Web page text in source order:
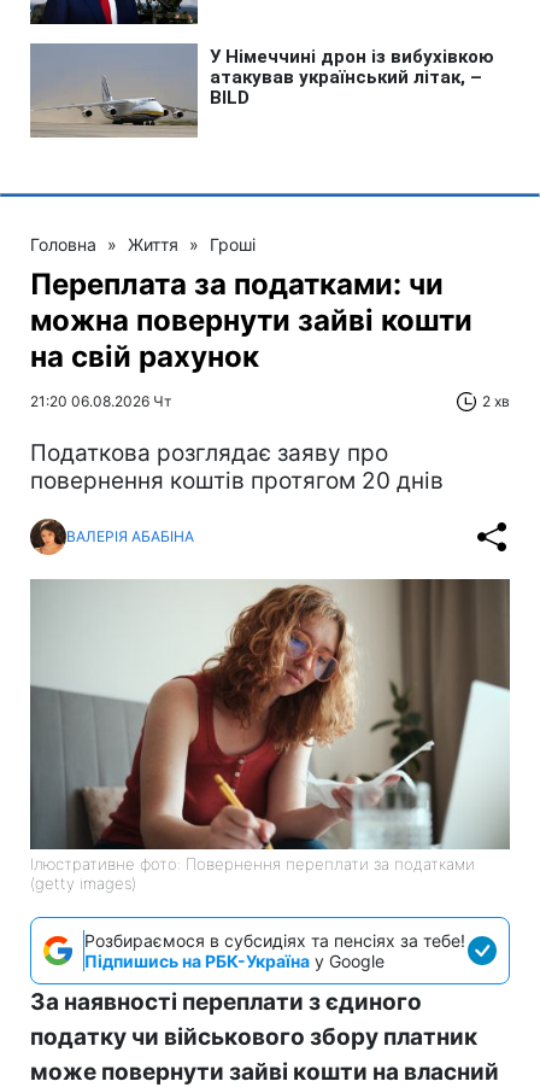
Головна » Життя » Гроші
Переплата за податками: чи
можна повернути зайві кошти
на свій рахунок
21:20 06.08.2026 Чт 2 хв
Податкова розглядає заяву про
повернення коштів протягом 20 днів
ВАЛЕРІЯ АБАБІНА
Ілюстративне фото: Повернення переплати за податками
(getty images)
Розбираємося в субсидіях та пенсіях за тебе!
Підпишись на РБК-Україна у Google
За наявності переплати з єдиного
податку чи військового збору платник
може повернути зайві кошти на власний